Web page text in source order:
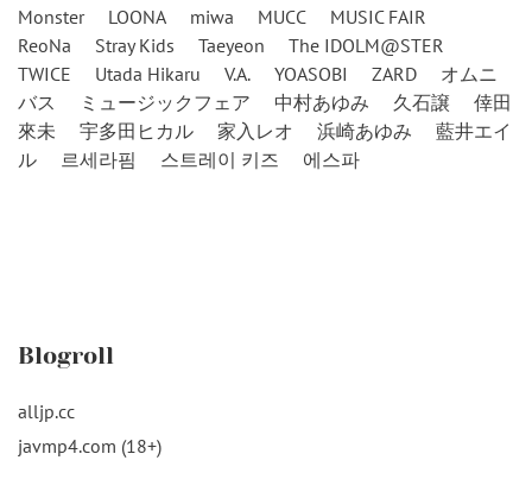
Monster LOONA miwa MUCC
MUSIC FAIR
ReoNa
Stray Kids Taeyeon
The IDOLM@STER
TWICE
Utada Hikaru V.A. YOASOBI ZARD
オムニ
バス
ミュージックフェア 中村あゆみ 久石譲
倖田
來未
宇多田ヒカル 家入レオ 浜崎あゆみ
藍井エイ
ル
르세라핌 스트레이 키즈 에스파
Blogroll
alljp.cc
javmp4.com (18+)